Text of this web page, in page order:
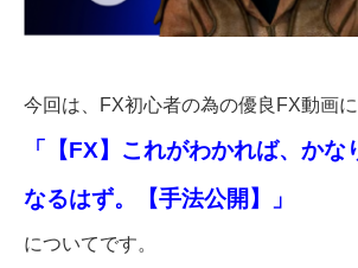
今回は、FX初心者の為の優良FX動画
「【FX】これがわかれば、かな
なるはず。【手法公開】」
についてです。